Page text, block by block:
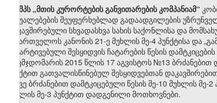
. შპს „მთის კურორტების განვითარების კომპანიამ“
საშუალებების შეუფერხებლად გადაადგილების
დაკავშირებული სხვადასხვა სახის საქონლისა და
საქართველოს კანონის 21-ე მუხლის მე-4 პუნქტისა და
გამარტივებული შესყიდვის ჩატარების წესის
თავმჯდომარის 2015 წლის 17 აგვისტოს №13 ბრძანებით
პუნქტით გათვალისწინებულ შესყიდვებთან
ამავე ბრძანებით დამტკიცებული წესის მე-10 მუხლის
მუხლის მე-3 პუნქტით დადგენილი მოთხოვნები.